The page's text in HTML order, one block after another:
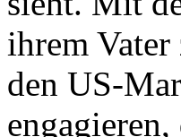
ihrem
den US-